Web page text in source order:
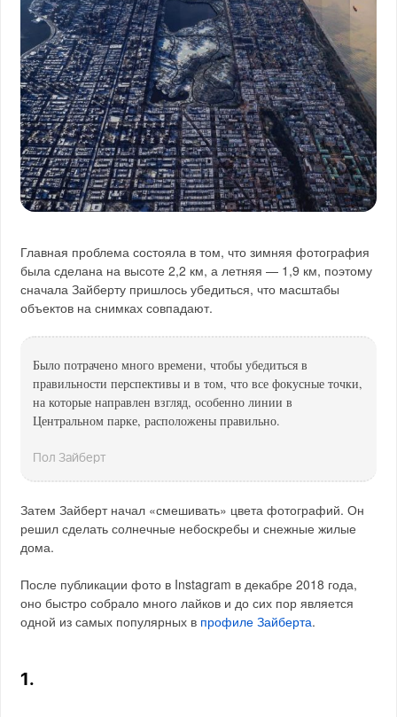
Главная проблема состояла в том, что зимняя фотография
была сделана на высоте 2,2 км, а летняя — 1,9 км, поэтому
сначала Зайберту пришлось убедиться, что масштабы
объектов на снимках совпадают.
Было потрачено много времени, чтобы убедиться в
правильности перспективы и в том, что все фокусные точки,
на которые направлен взгляд, особенно линии в
Центральном парке, расположены правильно.
Пол Зайберт
Затем Зайберт начал «смешивать» цвета фотографий. Он
решил сделать солнечные небоскребы и снежные жилые
дома.
После публикации фото в Instagram в декабре 2018 года,
оно быстро собрало много лайков и до сих пор является
одной из самых популярных в профиле Зайберта.
1.